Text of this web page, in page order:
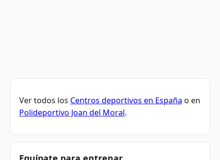
Ver todos los Centros deportivos en España o en
Polideportivo Joan del Moral.